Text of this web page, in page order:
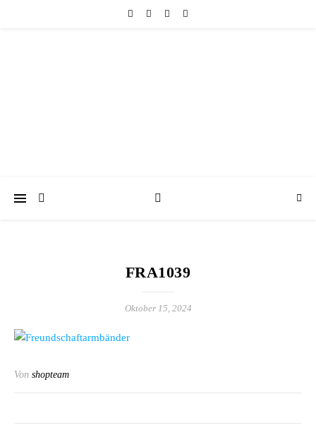
FRA1039
Oktober 15, 2024
Von shopteam